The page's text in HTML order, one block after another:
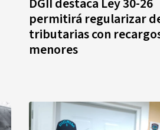
permitirá regularizar
tributarias con
menores